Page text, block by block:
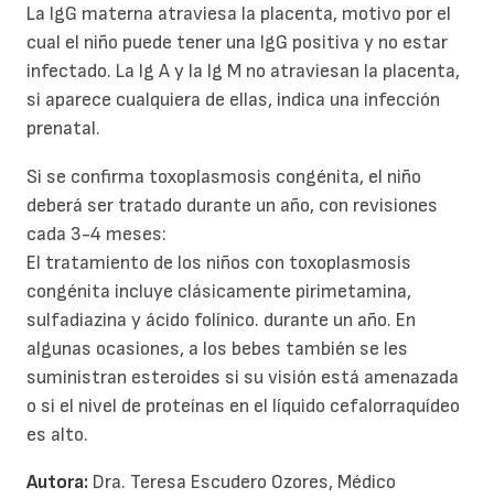
La IgG materna atraviesa la placenta, motivo por el
cual el niño puede tener una IgG positiva y no estar
infectado. La Ig A y la Ig M no atraviesan la placenta,
si aparece cualquiera de ellas, indica una infección
prenatal.
Si se confirma toxoplasmosis congénita, el niño
deberá ser tratado durante un año, con revisiones
cada 3-4 meses:
El tratamiento de los niños con toxoplasmosis
congénita incluye clásicamente pirimetamina,
sulfadiazina y ácido folínico. durante un año. En
algunas ocasiones, a los bebes también se les
suministran esteroides si su visión está amenazada
o si el nivel de proteínas en el líquido cefalorraquídeo
es alto.
Autora: Dra. Teresa Escudero Ozores, Médico